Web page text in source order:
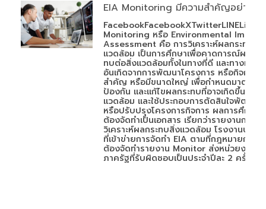
EIA Monitoring มีความสำคัญอย่างไร
Monitoring หรือ Environmental Impact
Assessment คือ การวิเคราะห์ผลกระทบสิ่ง
แวดล้อม เป็นการศึกษาเพื่อคาดการณ์ผลกระ
ทบต่อสิ่งแวดล้อมทั้งในทางที่ดี และทางที่ไม่ดี
อันเกิดจากการพัฒนาโครงการ หรือกิจการที่
สำคัญ หรือมีขนาดใหญ่ เพื่อกำหนดมาตรการ
ป้องกัน และแก้ไขผลกระทบที่อาจเกิดขึ้นกับสิ่
แวดล้อม และใช้ประกอบการตัดสินใจพัฒนา
หรือปรับปรุงโครงการกิจการ ผลการศึกษา
ต้องจัดทำเป็นเอกสาร เรียกว่ารายงานการ
วิเคราะห์ผลกระทบสิ่งแวดล้อม โรงงานประเ
ที่เข้าข่ายการจัดทำ EIA ตามที่กฎหมายกำหน
ต้องจัดทำรายงาน Monitor ส่งหน่วยงาน
ภาครัฐที่รับผิดชอบเป็นประจำปีละ 2 ครั้ง